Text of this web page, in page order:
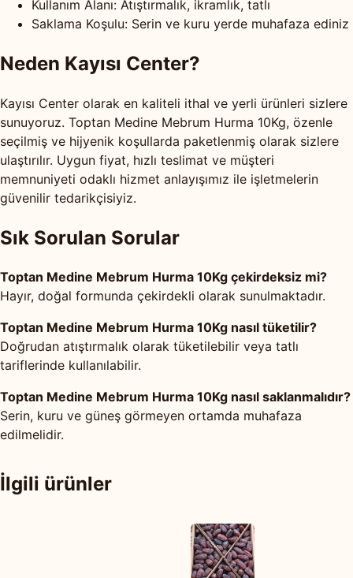
Kullanım Alanı: Atıştırmalık, ikramlık, tatlı
Saklama Koşulu: Serin ve kuru yerde muhafaza ediniz
Neden Kayısı Center?
Kayısı Center olarak en kaliteli ithal ve yerli ürünleri sizlere
sunuyoruz. Toptan Medine Mebrum Hurma 10Kg, özenle
seçilmiş ve hijyenik koşullarda paketlenmiş olarak sizlere
ulaştırılır. Uygun fiyat, hızlı teslimat ve müşteri
memnuniyeti odaklı hizmet anlayışımız ile işletmelerin
güvenilir tedarikçisiyiz.
Sık Sorulan Sorular
Toptan Medine Mebrum Hurma 10Kg çekirdeksiz mi?
Hayır, doğal formunda çekirdekli olarak sunulmaktadır.
Toptan Medine Mebrum Hurma 10Kg nasıl tüketilir?
Doğrudan atıştırmalık olarak tüketilebilir veya tatlı
tariflerinde kullanılabilir.
Toptan Medine Mebrum Hurma 10Kg nasıl saklanmalıdır?
Serin, kuru ve güneş görmeyen ortamda muhafaza
edilmelidir.
İlgili ürünler